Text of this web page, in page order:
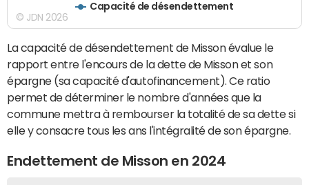
Capacité de désendettement
© JDN 2026
La capacité de désendettement de Misson évalue le
rapport entre l'encours de la dette de Misson et son
épargne (sa capacité d'autofinancement). Ce ratio
permet de déterminer le nombre d'années que la
commune mettra à rembourser la totalité de sa dette si
elle y consacre tous les ans l'intégralité de son épargne.
Endettement de Misson en 2024